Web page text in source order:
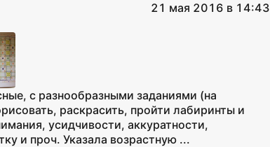
21 мая 2016 в 14:43
с разнообразными заданиями (на
раскрасить, пройти лабиринты и
усидчивости, аккуратности,
и проч. Указала возрастную ...